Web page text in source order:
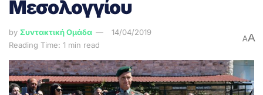
Μεσολογγίου
by Συντακτική Ομάδα
14/04/2019
Reading Time: 1 min read
AA